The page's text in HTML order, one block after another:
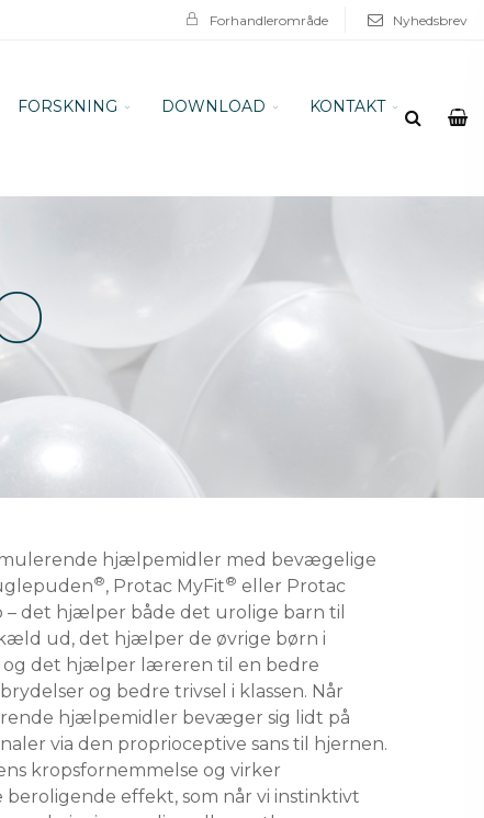
Forhandlerområde Nyhedsbrev
FORSKNING DOWNLOAD KONTAKT
hjælpemidler med bevægelige
®, Protac MyFit® eller Protac
det hjælper både det urolige barn til
ud, det hjælper de øvrige børn i
og det hjælper læreren til en bedre
og bedre trivsel i klassen. Når
hjælpemidler bevæger sig lidt på
via den proprioceptive sans til hjernen.
kropsfornemmelse og virker
beroligende effekt, som når vi instinktivt